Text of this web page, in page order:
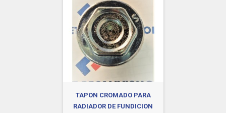
TAPON CROMADO PARA
RADIADOR DE FUNDICION